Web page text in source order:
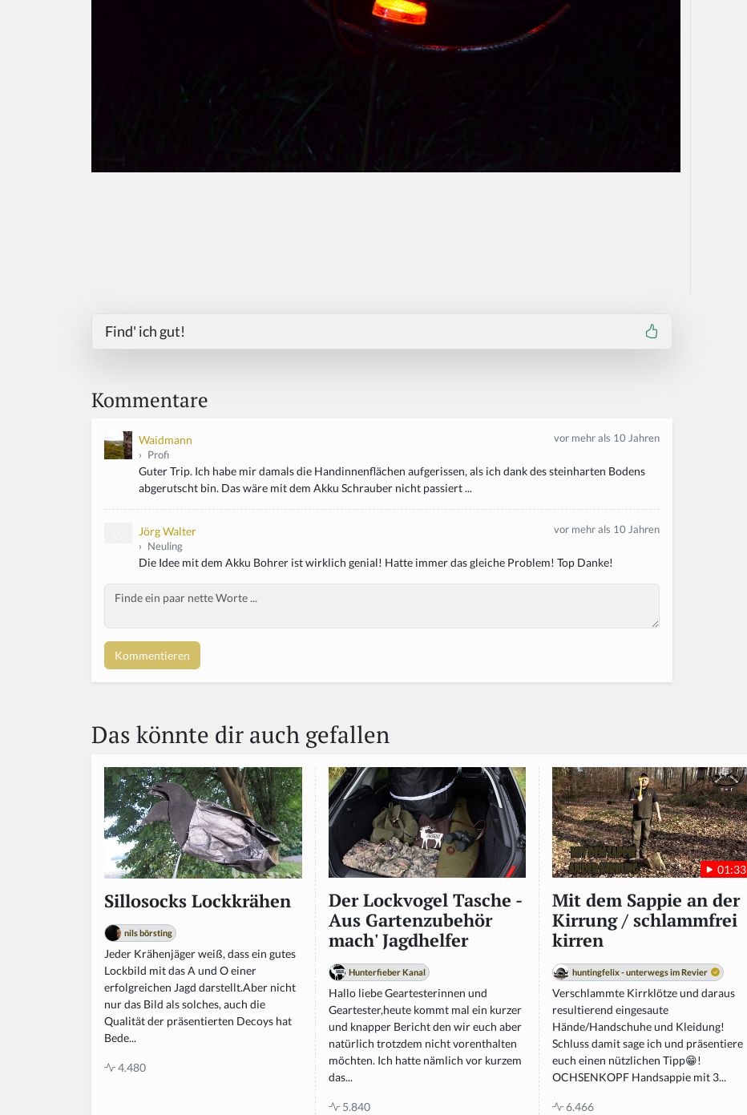
Find' ich gut!
Kommentare
Waidmann
› Profi
vor mehr als 10 Jahren
Guter Trip. Ich habe mir damals die Handinnenflächen aufgerissen, als ich dank des steinharten Bodens
abgerutscht bin. Das wäre mit dem Akku Schrauber nicht passiert ...
Jörg Walter
› Neuling
vor mehr als 10 Jahren
Die Idee mit dem Akku Bohrer ist wirklich genial! Hatte immer das gleiche Problem! Top Danke!
Body
Das könnte dir auch gefallen
Sillosocks Lockkrähen
nils börsting
Jeder Krähenjäger weiß, dass ein gutes
Lockbild mit das A und O einer
erfolgreichen Jagd darstellt.Aber nicht
nur das Bild als solches, auch die
Qualität der präsentierten Decoys hat
Bede...
4.480
Der Lockvogel Tasche -
Aus Gartenzubehör
mach' Jagdhelfer
Hunterfieber Kanal
Hallo liebe Geartesterinnen und
Geartester,heute kommt mal ein kurzer
und knapper Bericht den wir euch aber
natürlich trotzdem nicht vorenthalten
möchten. Ich hatte nämlich vor kurzem
das...
5.840
01:33
Mit dem Sappie an der
Kirrung / schlammfrei
kirren
huntingfelix - unterwegs im Revier
Verschlammte Kirrklötze und daraus
resultierend eingesaute
Hände/Handschuhe und Kleidung!
Schluss damit sage ich und präsentiere
euch einen nützlichen Tipp😁!
OCHSENKOPF Handsappie mit 3...
6.466